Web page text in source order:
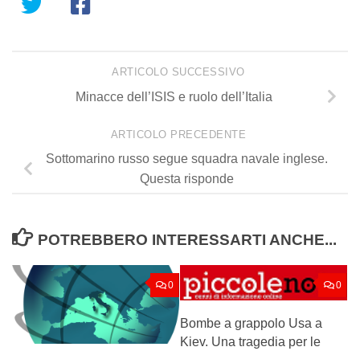
ARTICOLO SUCCESSIVO
Minacce dell’ISIS e ruolo dell’Italia
ARTICOLO PRECEDENTE
Sottomarino russo segue squadra navale inglese.
Questa risponde
POTREBBERO INTERESSARTI ANCHE...
0 0
Bombe a grappolo Usa a
Kiev. Una tragedia per le